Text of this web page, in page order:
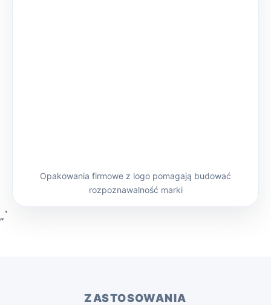
Opakowania firmowe z logo pomagają budować
rozpoznawalność marki
„`
ZASTOSOWANIA